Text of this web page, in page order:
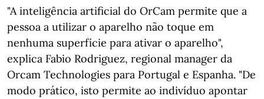
"A inteligência artificial do OrCam permite que a
pessoa a utilizar o aparelho não toque em
nenhuma superfície para ativar o aparelho",
explica Fabio Rodriguez, regional manager da
Orcam Technologies para Portugal e Espanha. "De
modo prático, isto permite ao indivíduo apontar